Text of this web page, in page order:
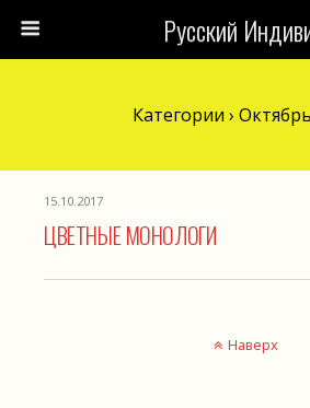
Русский
Категории ›
15.10.2017
ЦВЕТНЫЕ МОНОЛОГИ
Наверх